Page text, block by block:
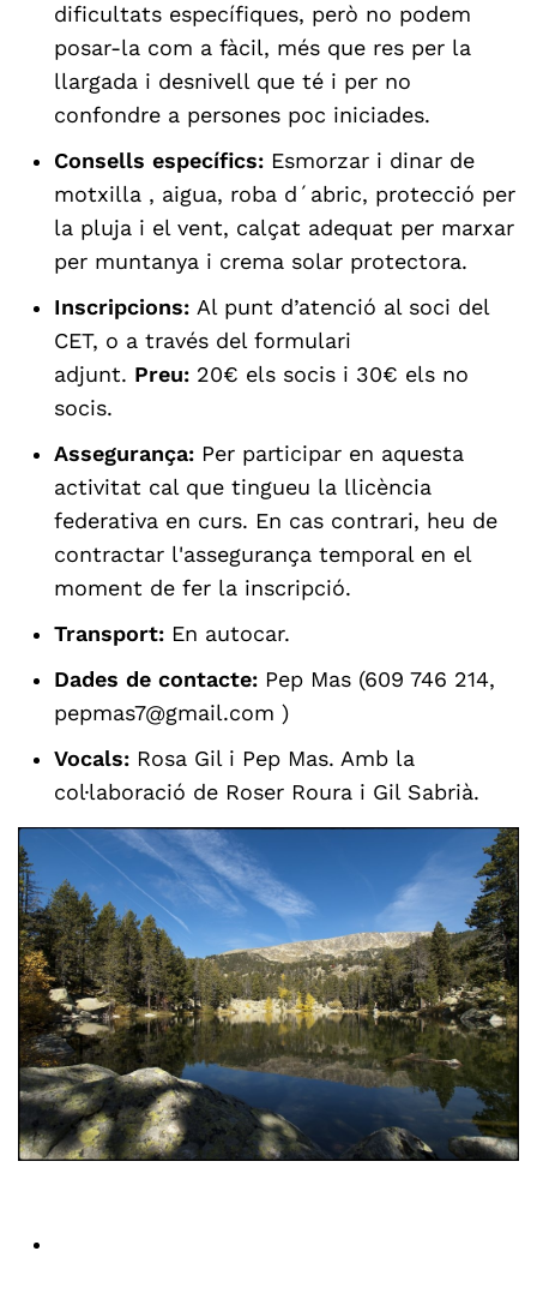
dificultats específiques, però no podem
posar-la com a fàcil, més que res per la
llargada i desnivell que té i per no
confondre a persones poc iniciades.
Consells específics: Esmorzar i dinar de
motxilla , aigua, roba d´abric, protecció per
la pluja i el vent, calçat adequat per marxar
per muntanya i crema solar protectora.
Inscripcions: Al punt d’atenció al soci del
CET, o a través del formulari
adjunt. Preu: 20€ els socis i 30€ els no
socis.
Assegurança: Per participar en aquesta
activitat cal que tingueu la llicència
federativa en curs. En cas contrari, heu de
contractar l'assegurança temporal en el
moment de fer la inscripció.
Transport: En autocar.
Dades de contacte: Pep Mas (609 746 214,
pepmas7@gmail.com )
Vocals: Rosa Gil i Pep Mas. Amb la
col·laboració de Roser Roura i Gil Sabrià.